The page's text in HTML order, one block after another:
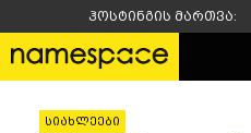
ჰოსტინგის მართვა:
სიახლეები